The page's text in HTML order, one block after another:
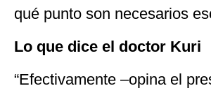
qué punto son necesarios
Lo que dice el doctor Kuri
“Efectivamente –opina el